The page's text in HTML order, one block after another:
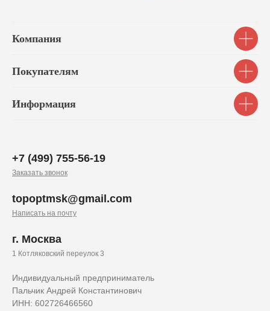
Компания
Покупателям
Информация
Индивидуальный предприниматель
Пальчик Андрей Константинович
ИНН: 602726466560
+7 (499) 755-56-19
Заказать звонок
topoptmsk@gmail.com
Написать на почту
г. Москва
1 Котляковский переулок 3